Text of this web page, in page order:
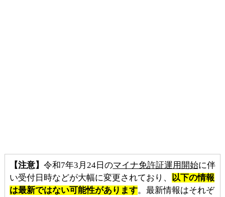
【注意】 令和7年3月24日のマイナ免許証運用開始に伴
い受付日時などが大幅に変更されており、
以下の情報
は最新ではない可能性があります。最新情報はそれぞ